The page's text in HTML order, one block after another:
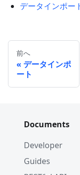
データインポー
前へ
データインポ
ート
Documents
Developer
Guides